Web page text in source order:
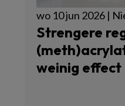
wo 10 jun 2026 |
Strengere
weinig effect